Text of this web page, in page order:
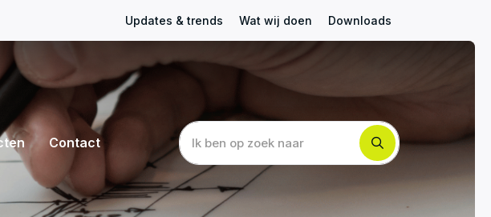
Updates & trends Wat wij doen Downloads
Contact